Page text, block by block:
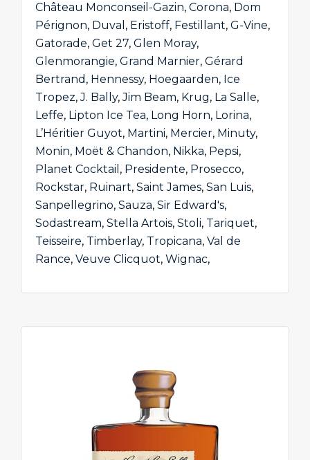
Château Monconseil-Gazin, Corona, Dom
Pérignon, Duval , Eristoff, Festillant, G-Vine,
Gatorade, Get 27, Glen Moray,
Glenmorangie, Grand Marnier, Gérard
Bertrand , Hennessy, Hoegaarden, Ice
Tropez,J. Bally,Jim Beam, Krug, La Salle,
Leffe, Lipton Ice Tea, Long Horn, Lorina,
L’Héritier Guyot, Martini, Mercier, Minuty,
Monin, Moët & Chandon, Nikka, Pepsi,
Planet Cocktail , Presidente, Prosecco,
Rockstar, Ruinart, Saint James, San Luis,
Sanpellegrino, Sauza, Sir Edward's,
Sodastream, Stella Artois, Stoli, Tariquet,
Teisseire, Timberlay, Tropicana, Val de
Rance, Veuve Clicquot, Wignac,